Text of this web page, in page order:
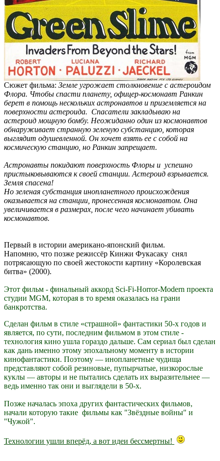
Сюжет фильма: Земле угрожает столкновение с астероидом
Флора. Чтобы спасти планету, офицер-космонавт Ранкин
берет в помощь нескольких астронавтов и приземляется на
поверхности астероида. Спасатели закладываю на
астероид мощную бомбу. Неожиданно один из космонавтов
обнаруживает странную зеленую субстанцию, которая
выглядит одушевленной. Он хочет взять ее с собой на
космическую станцию, но Ранкин запрещает.
Астронавты покидают поверхность Флоры и успешно
пристыковываются к своей станции. Астероид взрывается.
Земля спасена!
Но зеленая субстанция инопланетного происхождения
оказывается на станции, пронесенная космонавтом. Она
увеличивается в размерах, после чего начинает убивать
космонавтов.
Первый в истории американо-японский фильм.
Напомню, что позже режиссёр Кинжи Фукасаку снял
потрясающую по своей жестокости картину «Королевская
битва» (2000).
Этот фильм - финальный аккорд Sci-Fi-Horror-Modern проекта
студии MGM, которая в то время оказалась на грани
банкротства.
Сделан фильм в стиле «страшной» фантастики 50-х годов и
является, по сути, последним фильмом в этом стиле -
технология кино ушла гораздо дальше. Сам сериал был сделан
как дань именно этому эпохальному моменту в истории
кинофантастики. Поэтому — инопланетные чудища
представляют собой резиновые, пупырчатые, низкорослые
куклы — авторы и не пытались сделать их выразительнее —
ведь именно так они и выглядели в 50-х.
Позже началась эпоха других фантастических фильмов,
начали которую такие фильмы как "Звёздные войны" и
"Чужой".
Технологии ушли вперёд, а вот идеи бессмертны!